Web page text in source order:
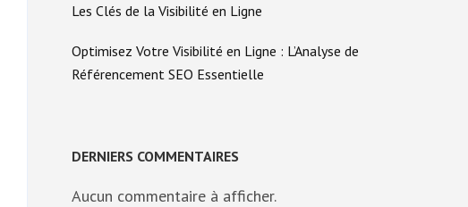
Les Clés de la Visibilité en Ligne
Optimisez Votre Visibilité en Ligne : L’Analyse de
Référencement SEO Essentielle
DERNIERS COMMENTAIRES
Aucun commentaire à afficher.